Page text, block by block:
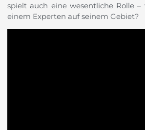
spielt auch eine wesentliche Rolle
einem Experten auf seinem Gebiet?